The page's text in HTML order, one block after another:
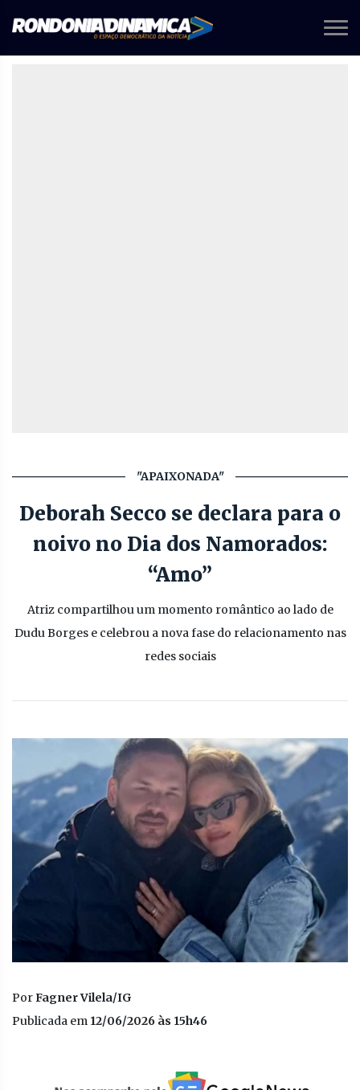
"APAIXONADA"
Deborah Secco se declara para o
noivo no Dia dos Namorados:
“Amo”
Atriz compartilhou um momento romântico ao lado de
Dudu Borges e celebrou a nova fase do relacionamento nas
redes sociais
PorFagner Vilela/IG
Publicada em 12/06/2026 às 15h46